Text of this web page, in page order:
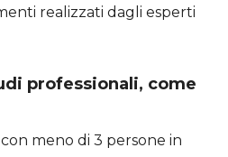
realizzati dagli esperti
professionali, come
meno di 3 persone in